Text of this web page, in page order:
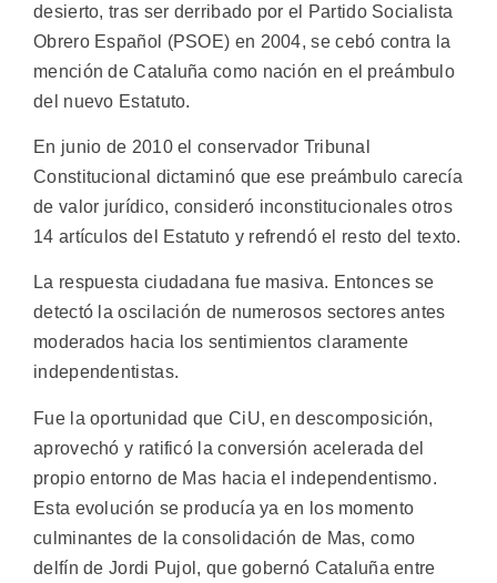
desierto, tras ser derribado por el Partido Socialista
Obrero Español (PSOE) en 2004, se cebó contra la
mención de Cataluña como nación en el preámbulo
del nuevo Estatuto.
En junio de 2010 el conservador Tribunal
Constitucional dictaminó que ese preámbulo carecía
de valor jurídico, consideró inconstitucionales otros
14 artículos del Estatuto y refrendó el resto del texto.
La respuesta ciudadana fue masiva. Entonces se
detectó la oscilación de numerosos sectores antes
moderados hacia los sentimientos claramente
independentistas.
Fue la oportunidad que CiU, en descomposición,
aprovechó y ratificó la conversión acelerada del
propio entorno de Mas hacia el independentismo.
Esta evolución se producía ya en los momento
culminantes de la consolidación de Mas, como
delfín de Jordi Pujol, que gobernó Cataluña entre